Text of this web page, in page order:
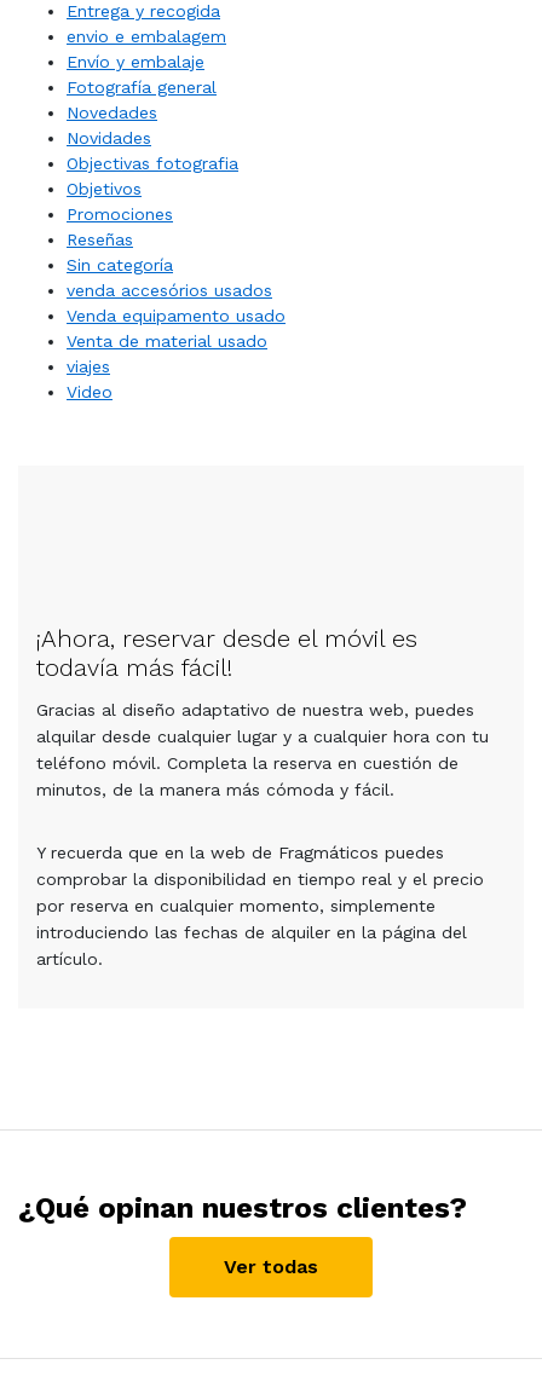
Entrega y recogida
envio e embalagem
Envío y embalaje
Fotografía general
Novedades
Novidades
Objectivas fotografia
Objetivos
Promociones
Reseñas
Sin categoría
venda accesórios usados
Venda equipamento usado
Venta de material usado
viajes
Video
¡Ahora, reservar desde el móvil es
todavía más fácil!
Gracias al diseño adaptativo de nuestra web, puedes
alquilar desde cualquier lugar y a cualquier hora con tu
teléfono móvil. Completa la reserva en cuestión de
minutos, de la manera más cómoda y fácil.
Y recuerda que en la web de Fragmáticos puedes
comprobar la disponibilidad en tiempo real y el precio
por reserva en cualquier momento, simplemente
introduciendo las fechas de alquiler en la página del
artículo.
¿Qué opinan nuestros clientes?
Ver todas